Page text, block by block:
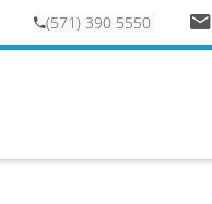
(571) 390 5550